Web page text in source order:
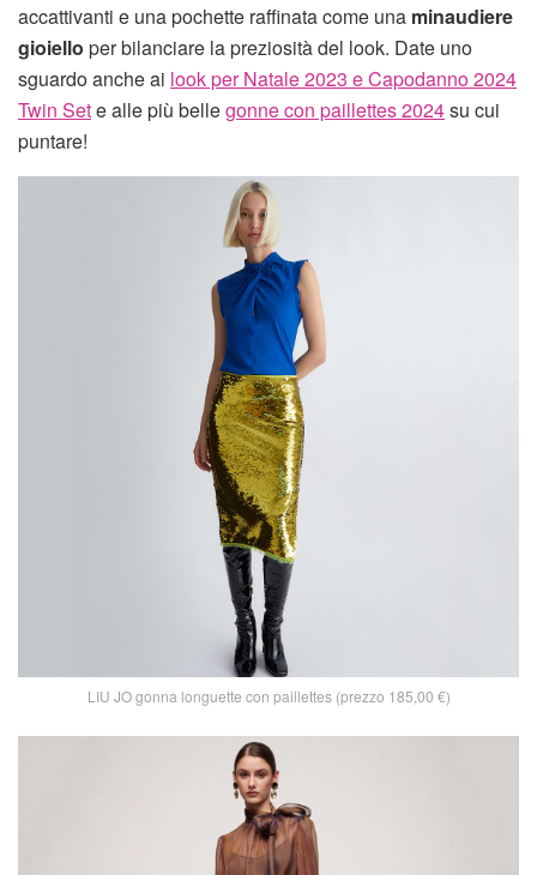
accattivanti e una pochette raffinata come una minaudiere
gioiello per bilanciare la preziosità del look. Date uno
sguardo anche ai look per Natale 2023 e Capodanno 2024
Twin Sete alle più bellegonne con paillettes 2024su cui
puntare!
LIU JO gonna longuette con paillettes (prezzo 185,00 €)